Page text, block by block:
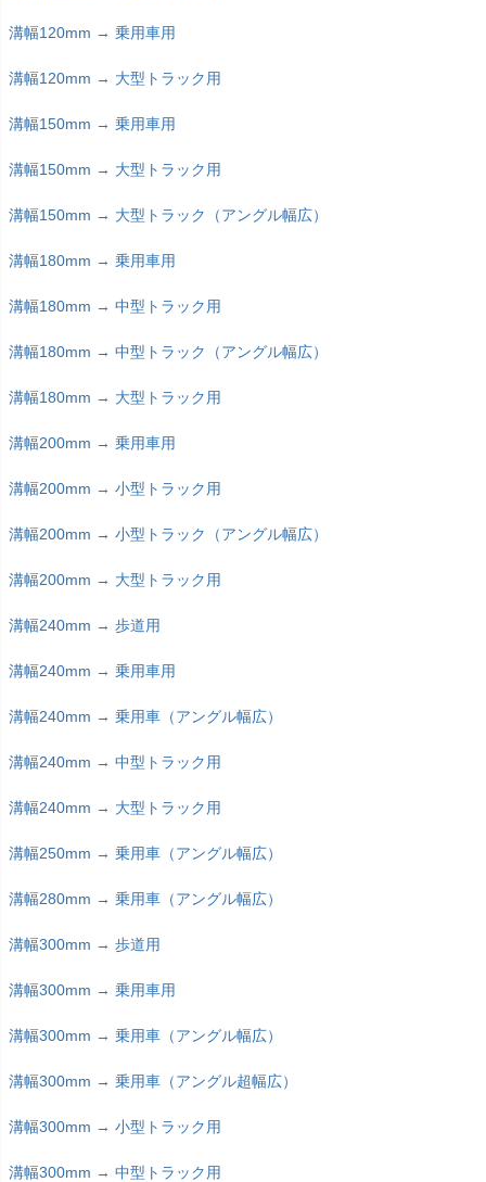
溝幅120mm → 乗用車用
溝幅120mm → 大型トラック用
溝幅150mm → 乗用車用
溝幅150mm → 大型トラック用
溝幅150mm → 大型トラック（アングル幅広）
溝幅180mm → 乗用車用
溝幅180mm → 中型トラック用
溝幅180mm → 中型トラック（アングル幅広）
溝幅180mm → 大型トラック用
溝幅200mm → 乗用車用
溝幅200mm → 小型トラック用
溝幅200mm → 小型トラック（アングル幅広）
溝幅200mm → 大型トラック用
溝幅240mm → 歩道用
溝幅240mm → 乗用車用
溝幅240mm → 乗用車（アングル幅広）
溝幅240mm → 中型トラック用
溝幅240mm → 大型トラック用
溝幅250mm → 乗用車（アングル幅広）
溝幅280mm → 乗用車（アングル幅広）
溝幅300mm → 歩道用
溝幅300mm → 乗用車用
溝幅300mm → 乗用車（アングル幅広）
溝幅300mm → 乗用車（アングル超幅広）
溝幅300mm → 小型トラック用
溝幅300mm → 中型トラック用